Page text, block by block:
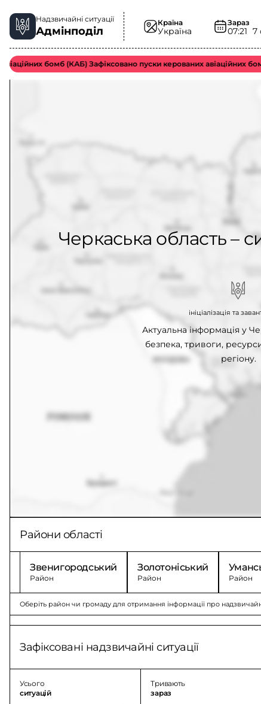
Надзвичайні ситуації
Адмінподіл
Країна
Україна
Зараз
07:21 7
бомб (КАБ) Зафіксовано пуски керованих авіаційних бомб
Черкаська область –
Актуальна інформація у
безпека, тривоги,
регіону.
ініціалізація та
Райони області
Звенигородський
Район
Золотоніський
Район Район
Оберіть район чи громаду для отримання інформації про
Зафіксовані надзвичайні ситуації
Усього
ситуацій
Тривають
зараз